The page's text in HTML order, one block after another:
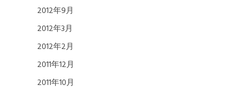
2012年9月
2012年3月
2012年2月
2011年12月
2011年10月